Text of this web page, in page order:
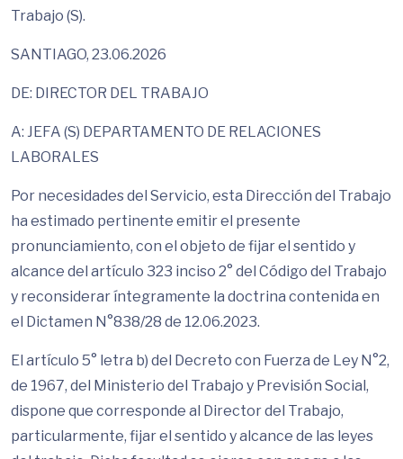
Trabajo (S).
SANTIAGO, 23.06.2026
DE: DIRECTOR DEL TRABAJO
A: JEFA (S) DEPARTAMENTO DE RELACIONES
LABORALES
Por necesidades del Servicio, esta Dirección del Trabajo
ha estimado pertinente emitir el presente
pronunciamiento, con el objeto de fijar el sentido y
alcance del artículo 323 inciso 2° del Código del Trabajo
y reconsiderar íntegramente la doctrina contenida en
el Dictamen N°838/28 de 12.06.2023.
El artículo 5° letra b) del Decreto con Fuerza de Ley N°2,
de 1967, del Ministerio del Trabajo y Previsión Social,
dispone que corresponde al Director del Trabajo,
particularmente, fijar el sentido y alcance de las leyes